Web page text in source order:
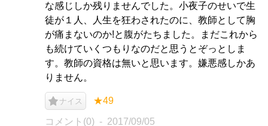
な感じしか残りませんでした。小夜子のせいで生
徒が１人、人生を狂わされたのに、教師として胸
が痛まないのか!と腹がたちました。まだこれから
も続けていくつもりなのだと思うとぞっとしま
す。教師の資格は無いと思います。嫌悪感しかあ
りません。
ナイス ★49
コメント(0) 2017/09/05